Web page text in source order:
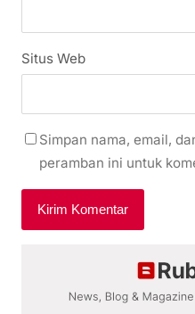
Situs Web
Simpan nama, email,
peramban ini untuk